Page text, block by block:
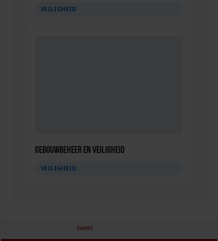
VEILIGHEID
Gebouwbeheer en veiligheid
VEILIGHEID
tweet